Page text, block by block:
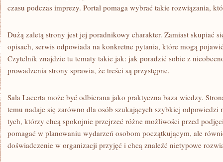
czasu podczas imprezy. Portal pomaga wybrać takie rozwiązania,
Dużą zaletą strony jest jej poradnikowy charakter. Zamiast skupiać
opisach, serwis odpowiada na konkretne pytania, które mogą
Czytelnik znajdzie tu tematy takie jak: jak poradzić sobie z
prowadzenia strony sprawia, że treści są przystępne.
Sala Lacerta może być odbierana jako praktyczna baza wiedzy.
temu nadaje się zarówno dla osób szukających szybkiej
tych, którzy chcą spokojnie przejrzeć różne możliwości przed
pomagać w planowaniu wydarzeń osobom początkującym, ale
doświadczenie w organizacji przyjęć i chcą znaleźć nietypowe